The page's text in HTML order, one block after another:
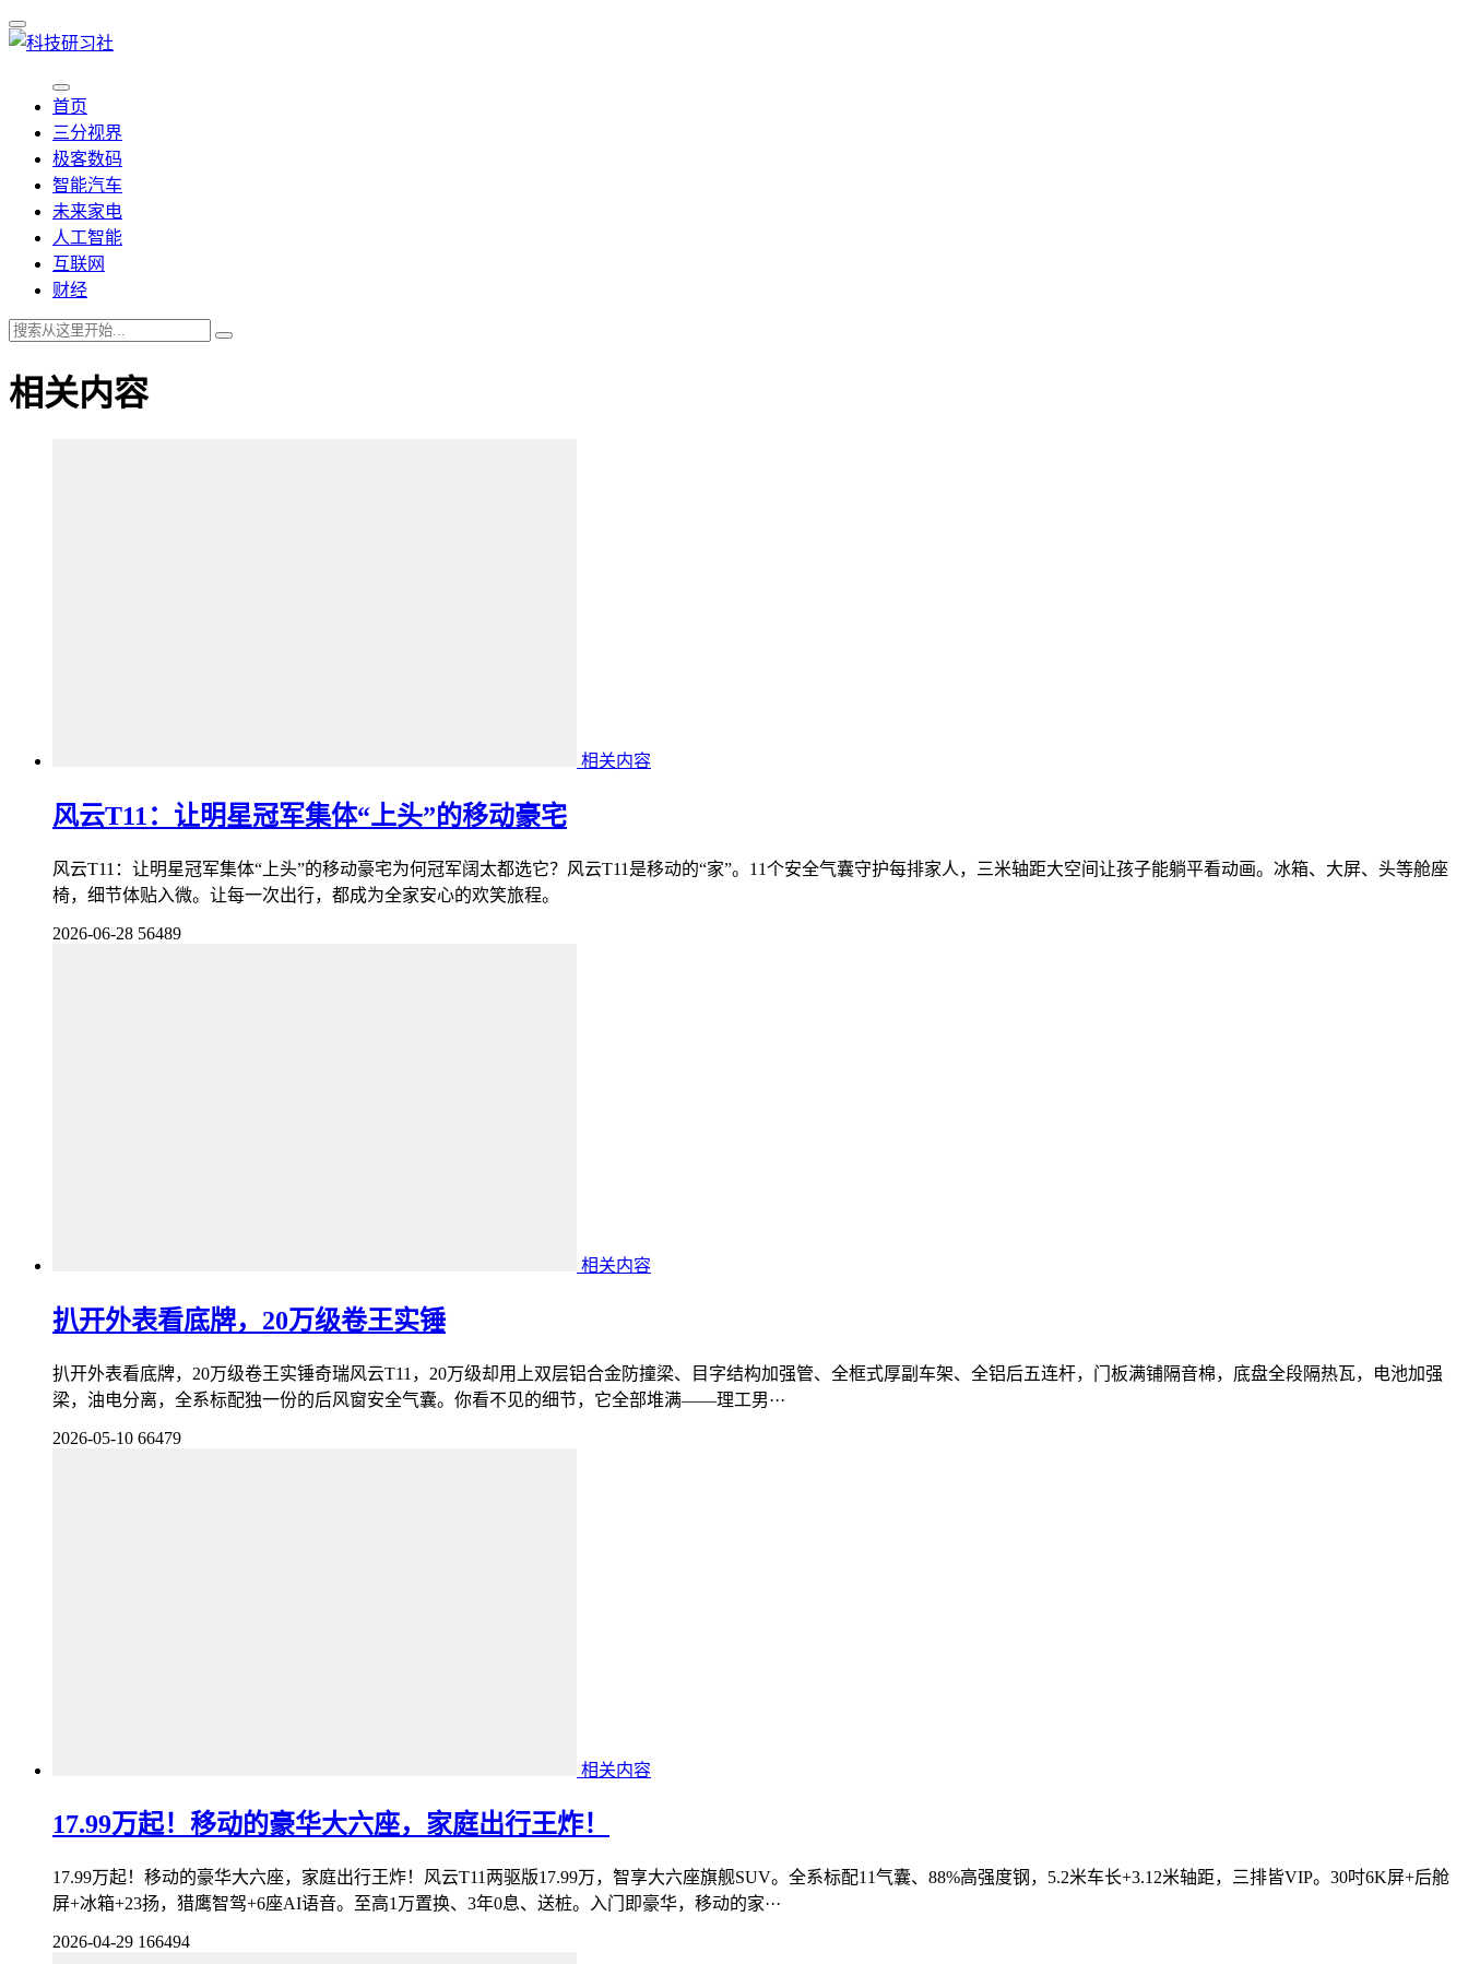
首页
三分视界
极客数码
智能汽车
未来家电
人工智能
互联网
财经
相关内容
相关内容
风云T11：让明星冠军集体“上头”的移动豪宅
风云T11：让明星冠军集体“上头”的移动豪宅为何冠军阔太都选它？风云T11是移动的“家”。11个安全气囊守护每排家人，三米轴距大空间让孩子能躺平看动画。冰箱、大屏、头等舱座
椅，细节体贴入微。让每一次出行，都成为全家安心的欢笑旅程。
2026-06-28 56489
相关内容
扒开外表看底牌，20万级卷王实锤
扒开外表看底牌，20万级卷王实锤奇瑞风云T11，20万级却用上双层铝合金防撞梁、目字结构加强管、全框式厚副车架、全铝后五连杆，门板满铺隔音棉，底盘全段隔热瓦，电池加强
梁，油电分离，全系标配独一份的后风窗安全气囊。你看不见的细节，它全部堆满——理工男···
2026-05-10 66479
相关内容
17.99万起！移动的豪华大六座，家庭出行王炸！
17.99万起！移动的豪华大六座，家庭出行王炸！风云T11两驱版17.99万，智享大六座旗舰SUV。全系标配11气囊、88%高强度钢，5.2米车长+3.12米轴距，三排皆VIP。30吋6K屏+后舱
屏+冰箱+23扬，猎鹰智驾+6座AI语音。至高1万置换、3年0息、送桩。入门即豪华，移动的家···
2026-04-29 166494